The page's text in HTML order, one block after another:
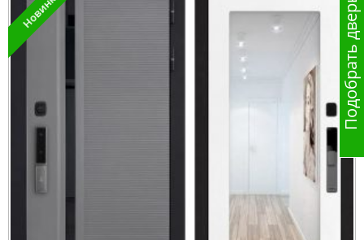
Новинка Подобрать дверь